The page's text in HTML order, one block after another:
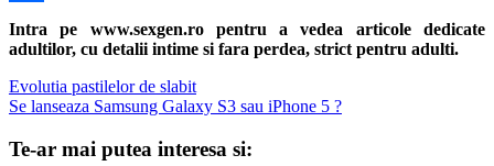
Share
Intra pe www.sexgen.ro pentru a vedea articole dedicate
adultilor, cu detalii intime si fara perdea, strict pentru adulti.
Navigare
în
articole
Previous
Post:
Evolutia pastilelor de slabit
Next
Se lanseaza Samsung Galaxy S3 sau iPhone 5 ?
Te-ar mai putea interesa si: